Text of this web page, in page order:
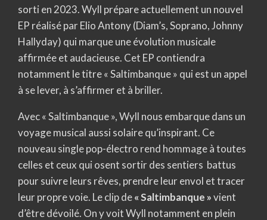
sorti en 2023. Wyll prépare actuellement un nouvel
EP réalisé par Elio Antony (Diam’s, Soprano, Johnny
Hallyday) qui marque une évolution musicale
affirmée et audacieuse. Cet EP contiendra
notamment le titre « Saltimbanque » qui est un appel
à se lever, à s’affirmer et à briller.
Avec « Saltimbanque », Wyll nous embarque dans un
voyage musical aussi solaire qu’inspirant. Ce
nouveau single pop-électro rend hommage à toutes
celles et ceux qui osent sortir des sentiers battus
pour suivre leurs rêves, prendre leur envol et tracer
leur propre voie. Le clip de« Saltimbanque »vient
d’être dévoilé. On y voit Wyll notamment en plein